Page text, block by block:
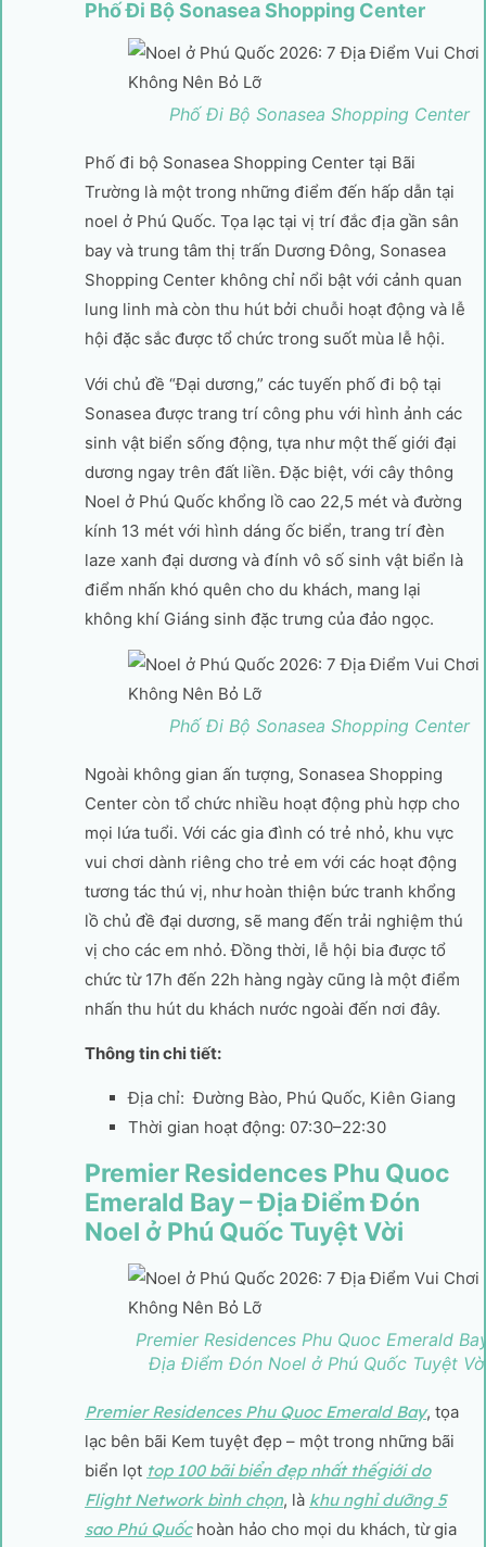
Phố Đi Bộ Sonasea Shopping Center
Phố Đi Bộ Sonasea Shopping Center
Phố đi bộ Sonasea Shopping Center tại Bãi
Trường là một trong những điểm đến hấp dẫn tại
noel ở Phú Quốc. Tọa lạc tại vị trí đắc địa gần sân
bay và trung tâm thị trấn Dương Đông, Sonasea
Shopping Center không chỉ nổi bật với cảnh quan
lung linh mà còn thu hút bởi chuỗi hoạt động và lễ
hội đặc sắc được tổ chức trong suốt mùa lễ hội.
Với chủ đề “Đại dương,” các tuyến phố đi bộ tại
Sonasea được trang trí công phu với hình ảnh các
sinh vật biển sống động, tựa như một thế giới đại
dương ngay trên đất liền. Đặc biệt, với cây thông
Noel ở Phú Quốc khổng lồ cao 22,5 mét và đường
kính 13 mét với hình dáng ốc biển, trang trí đèn
laze xanh đại dương và đính vô số sinh vật biển là
điểm nhấn khó quên cho du khách, mang lại
không khí Giáng sinh đặc trưng của đảo ngọc.
Phố Đi Bộ Sonasea Shopping Center
Ngoài không gian ấn tượng, Sonasea Shopping
Center còn tổ chức nhiều hoạt động phù hợp cho
mọi lứa tuổi. Với các gia đình có trẻ nhỏ, khu vực
vui chơi dành riêng cho trẻ em với các hoạt động
tương tác thú vị, như hoàn thiện bức tranh khổng
lồ chủ đề đại dương, sẽ mang đến trải nghiệm thú
vị cho các em nhỏ. Đồng thời, lễ hội bia được tổ
chức từ 17h đến 22h hàng ngày cũng là một điểm
nhấn thu hút du khách nước ngoài đến nơi đây.
Thông tin chi tiết:
Địa chỉ: Đường Bào, Phú Quốc, Kiên Giang
Thời gian hoạt động: 07:30–22:30
Premier Residences Phu Quoc
Emerald Bay – Địa Điểm Đón
Noel ở Phú Quốc Tuyệt Vời
Premier Residences Phu Quoc Emerald
Địa Điểm Đón Noel ở Phú Quốc Tuyệt
Premier Residences Phu Quoc Emerald Bay, tọa
lạc bên bãi Kem tuyệt đẹp – một trong những bãi
biển lọt top 100 bãi biển đẹp nhất thếgiới do
Flight Network bình chọn, là khu nghỉ dưỡng 5
sao Phú Quốchoàn hảo cho mọi du khách, từ gia